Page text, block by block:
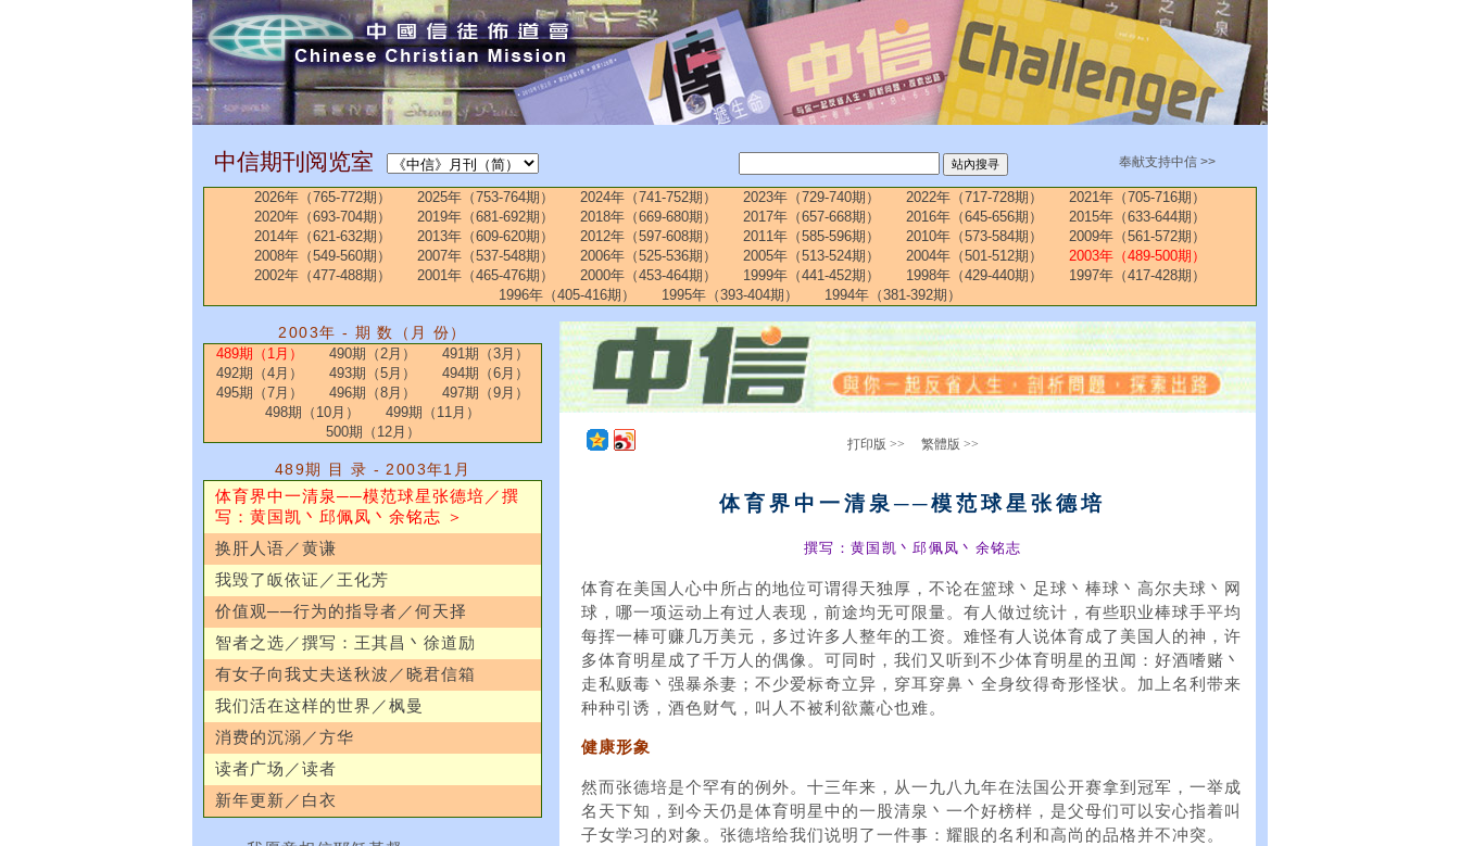
中信期刊阅览室 奉献支持中信 >>
2026年（765-772期） 2025年（753-764期） 2024年（741-752期） 2023年（729-740期） 2022年（717-728期）
2021年（705-716期）
2020年（693-704期）
2019年（681-692期） 2018年（669-680期） 2017年（657-668期） 2016年（645-656期）
2015年（633-644期）
2014年（621-632期）
2013年（609-620期） 2012年（597-608期） 2011年（585-596期） 2010年（573-584期）
2009年（561-572期）
2008年（549-560期）
2007年（537-548期） 2006年（525-536期） 2005年（513-524期） 2004年（501-512期）
2003年（489-500期）
2002年（477-488期）
2001年（465-476期） 2000年（453-464期） 1999年（441-452期） 1998年（429-440期）
1997年（417-428期）
1996年（405-416期）
1995年（393-404期） 1994年（381-392期）
2003年 - 期 数（月 份）
489期（1月） 490期（2月）
491期（3月）
492期（4月）
493期（5月）
494期（6月）
495期（7月）
496期（8月）
497期（9月）
498期（10月）
499期（11月）
500期（12月）
489期 目 录 - 2003年1月
体育界中一清泉──模范球星张德培／撰
写：黄国凯丶邱佩凤丶余铭志 ＞
换肝人语／黄谦
我毁了皈依证／王化芳
价值观──行为的指导者／何天择
智者之选／撰写：王其昌丶徐道励
有女子向我丈夫送秋波／晓君信箱
我们活在这样的世界／枫曼
消费的沉溺／方华
读者广场／读者
新年更新／白衣
打印版 >> 繁體版 >>
体育界中一清泉──模范球星张德培
撰写：黄国凯丶邱佩凤丶余铭志
体育在美国人心中所占的地位可谓得天独厚，不论在篮球丶足球丶棒球丶高尔夫球丶网
球，哪一项运动上有过人表现，前途均无可限量。有人做过统计，有些职业棒球手平均
每挥一棒可赚几万美元，多过许多人整年的工资。难怪有人说体育成了美国人的神，许
多体育明星成了千万人的偶像。可同时，我们又听到不少体育明星的丑闻：好酒嗜赌丶
走私贩毒丶强暴杀妻；不少爱标奇立异，穿耳穿鼻丶全身纹得奇形怪状。加上名利带来
种种引诱，酒色财气，叫人不被利欲薰心也难。
健康形象
然而张德培是个罕有的例外。十三年来，从一九八九年在法国公开赛拿到冠军，一举成
名天下知，到今天仍是体育明星中的一股清泉丶一个好榜样，是父母们可以安心指着叫
子女学习的对象。张德培给我们说明了一件事：耀眼的名利和高尚的品格并不冲突。